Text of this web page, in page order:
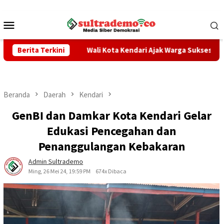
konten
Mobile
Berita TerkiniWali Kota Kendari Ajak Warga Sukseskan Sensus
Beranda Daerah Kendari
GenBI dan Damkar Kota Kendari Gelar
Edukasi Pencegahan dan
Penanggulangan Kebakaran
Admin Sultrademo
Ming, 26 Mei 24, 19:59 PM 674x Dibaca